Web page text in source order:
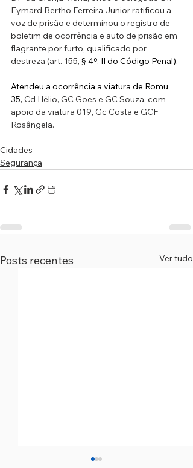
Eymard Bertho Ferreira Junior ratificou a
voz de prisão e determinou o registro de
boletim de ocorrência e auto de prisão em
flagrante por furto, qualificado por
destreza (art. 155, § 4º, II do Código Penal).
Atendeu a ocorrência a viatura de Romu
35, Cd Hélio, GC Goes e GC Souza, com
apoio da viatura 019, Gc Costa e GCF
Rosângela.
Cidades
Segurança
Posts recentes Ver tudo